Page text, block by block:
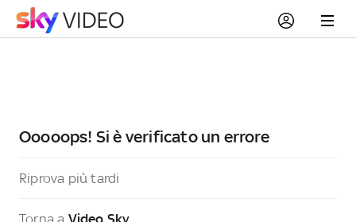
Ooooops! Si è verificato un errore
Riprova più tardi
Torna a Video Sky